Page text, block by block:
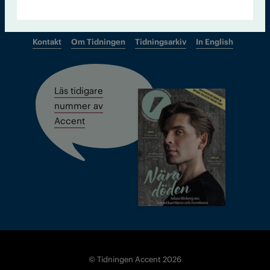
Kontakt Om Tidningen Tidningsarkiv In English
Läs tidigare
nummer av
Accent
© Tidningen Accent 2026